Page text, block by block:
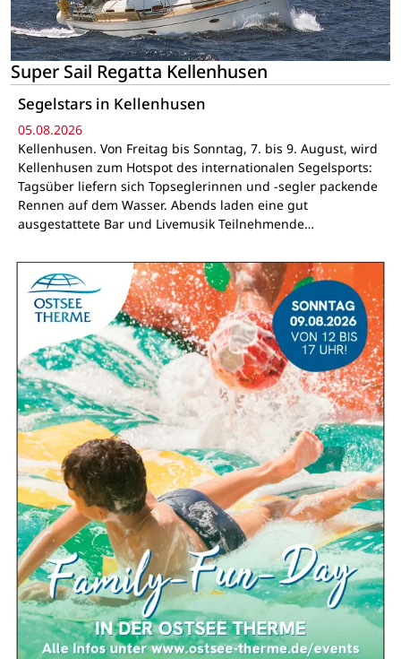
Super Sail Regatta Kellenhusen
Segelstars in Kellenhusen
05.08.2026
Kellenhusen. Von Freitag bis Sonntag, 7. bis 9. August, wird
Kellenhusen zum Hotspot des internationalen Segelsports:
Tagsüber liefern sich Topseglerinnen und -segler packende
Rennen auf dem Wasser. Abends laden eine gut
ausgestattete Bar und Livemusik Teilnehmende…